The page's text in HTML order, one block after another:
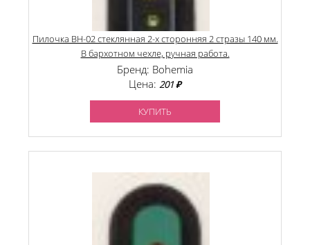
Пилочка BH-02 стеклянная 2-х сторонняя 2 стразы 140 мм.
В бархотном чехле, ручная работа.
Бренд: Bohemia
Цена: 201 ₽
КУПИТЬ